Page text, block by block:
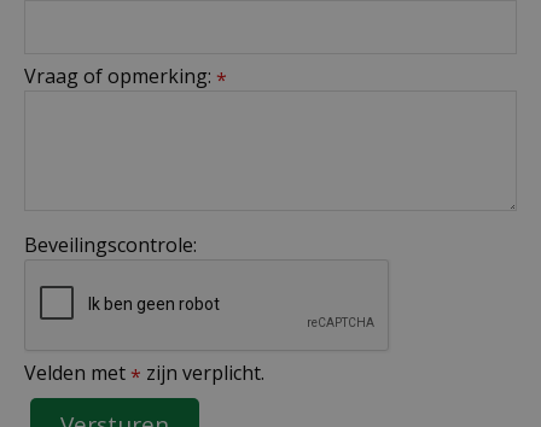
Vraag of opmerking: *
Beveilingscontrole:
Velden met * zijn verplicht.